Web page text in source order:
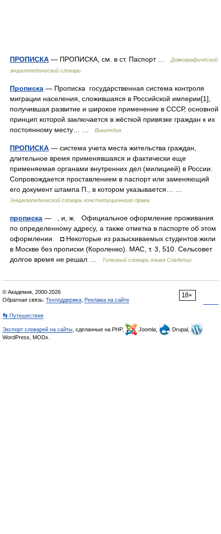
ПРОПИСКА — ПРОПИСКА, см. в ст. Паспорт …
Демографический
энциклопедический словарь
Прописка — Прописка государственная система контроля
миграции населения, сложившаяся в Российской империи[1],
получившая развитие и широкое применение в СССР, основной
принцип которой заключается в жёсткой привязке граждан к их
постоянному месту… …
Википедия
ПРОПИСКА — система учета места жительства граждан,
длительное время применявшаяся и фактически еще
применяемая органами внутренних дел (милицией) в России.
Сопровождается проставлением в паспорт или заменяющий
его документ штампа П., в котором указывается… …
Энциклопедический словарь конституционного права
прописка — , и, ж. Официальное оформление проживания
по определенному адресу, а также отметка в паспорте об этом
оформлении. ◘ Некоторые из разыскиваемых студентов жили
в Москве без прописки (Короленко). МАС, т. 3, 510. Сельсовет
долгое время не решал …
Толковый словарь языка Совдепии
18+
© Академик, 2000-2026
Обратная связь: Техподдержка Реклама на сайте
👣 Путешествия
Экспорт словарей на сайты , сделанные на PHP, Joomla,
Drupal,
WordPress, MODx.